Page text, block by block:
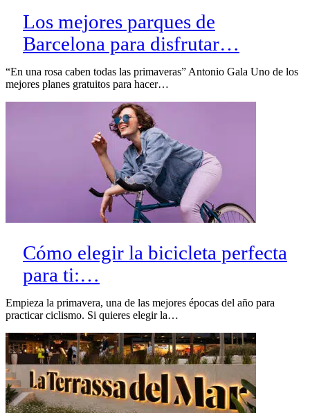
Los mejores parques de
Barcelona para disfrutar…
“En una rosa caben todas las primaveras” Antonio Gala Uno de los
mejores planes gratuitos para hacer…
Cómo elegir la bicicleta perfecta
para ti:…
Empieza la primavera, una de las mejores épocas del año para
practicar ciclismo. Si quieres elegir la…